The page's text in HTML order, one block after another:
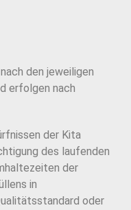
den jeweiligen
erfolgen nach
der Kita
des laufenden
der
in
oder